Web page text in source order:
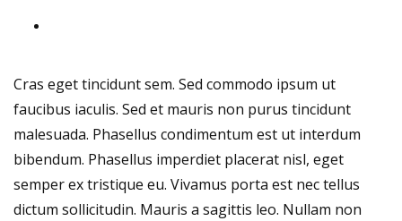
Cras eget tincidunt sem. Sed commodo ipsum ut
faucibus iaculis. Sed et mauris non purus tincidunt
malesuada. Phasellus condimentum est ut interdum
bibendum. Phasellus imperdiet placerat nisl, eget
semper ex tristique eu. Vivamus porta est nec tellus
dictum sollicitudin. Mauris a sagittis leo. Nullam non